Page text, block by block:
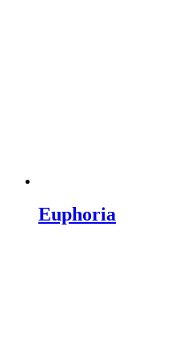
Euphoria